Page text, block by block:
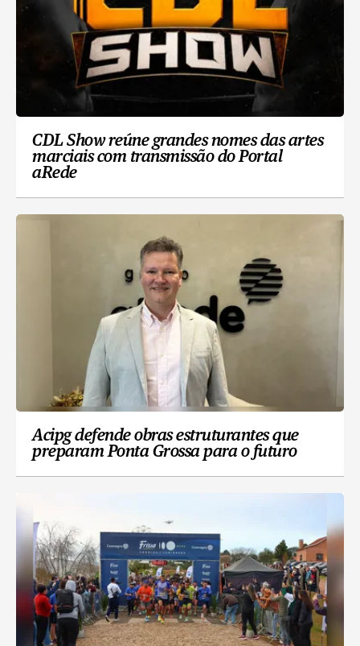
CDL Show reúne grandes nomes das artes
marciais com transmissão do Portal
aRede
Acipg defende obras estruturantes que
preparam Ponta Grossa para o futuro